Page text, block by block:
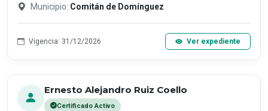
Municipio: Comitán de Domínguez
Vigencia: 31/12/2026 Ver expediente
Ernesto Alejandro Ruiz Coello
Certificado Activo